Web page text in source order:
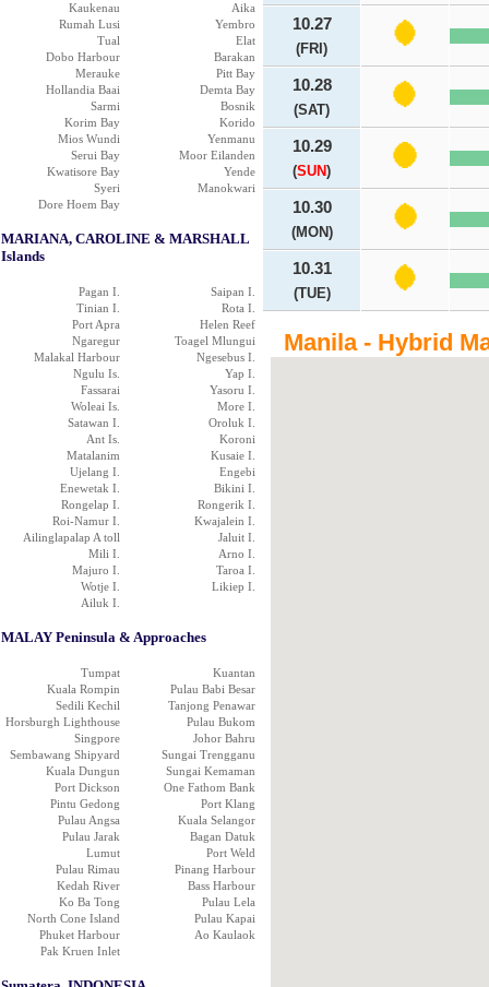
Kaukenau
Aika
Rumah Lusi
Yembro
Tual
Elat
Dobo Harbour
Barakan
Merauke
Pitt Bay
Hollandia Baai
Demta Bay
Sarmi
Bosnik
Korim Bay
Korido
Mios Wundi
Yenmanu
Serui Bay
Moor Eilanden
Kwatisore Bay
Yende
Syeri
Manokwari
Dore Hoem Bay
MARIANA, CAROLINE & MARSHALL
Islands
Pagan I.
Saipan I.
Tinian I.
Rota I.
Port Apra
Helen Reef
Ngaregur
Toagel Mlungui
Malakal Harbour
Ngesebus I.
Ngulu Is.
Yap I.
Fassarai
Yasoru I.
Woleai Is.
More I.
Satawan I.
Oroluk I.
Ant Is.
Koroni
Matalanim
Kusaie I.
Ujelang I.
Engebi
Enewetak I.
Bikini I.
Rongelap I.
Rongerik I.
Roi-Namur I.
Kwajalein I.
Ailinglapalap A toll
Jaluit I.
Mili I.
Arno I.
Majuro I.
Taroa I.
Wotje I.
Likiep I.
Ailuk I.
MALAY Peninsula & Approaches
Tumpat
Kuantan
Kuala Rompin
Pulau Babi Besar
Sedili Kechil
Tanjong Penawar
Horsburgh Lighthouse
Pulau Bukom
Singpore
Johor Bahru
Sembawang Shipyard
Sungai Trengganu
Kuala Dungun
Sungai Kemaman
Port Dickson
One Fathom Bank
Pintu Gedong
Port Klang
Pulau Angsa
Kuala Selangor
Pulau Jarak
Bagan Datuk
Lumut
Port Weld
Pulau Rimau
Pinang Harbour
Kedah River
Bass Harbour
Ko Ba Tong
Pulau Lela
North Cone Island
Pulau Kapai
Phuket Harbour
Ao Kaulaok
Pak Kruen Inlet
10.27
(FRI)
10.28
(SAT)
10.29
(SUN)
10.30
(MON)
10.31
(TUE)
Manila - Hybrid